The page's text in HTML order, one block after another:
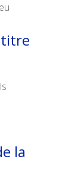
titre
la